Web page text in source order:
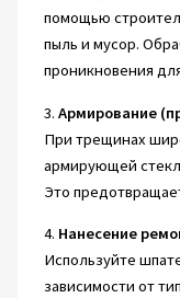
помощью
пыль и мусор.
проникновения
3. Армирование
При трещинах
армирующей
Это
4. Нанесение
Используйте
зависимости от